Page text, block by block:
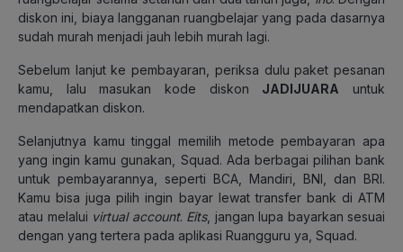
diskon ini, biaya langganan ruangbelajar yang pada dasarnya
sudah murah menjadi jauh lebih murah lagi.
Sebelum lanjut ke pembayaran, periksa dulu paket pesanan
kamu, lalu masukan kode diskon JADIJUARA untuk
mendapatkan diskon.
Selanjutnya kamu tinggal memilih metode pembayaran apa
yang ingin kamu gunakan, Squad. Ada berbagai pilihan bank
untuk pembayarannya, seperti BCA, Mandiri, BNI, dan BRI.
Kamu bisa juga pilih ingin bayar lewat transfer bank di ATM
atau melalui virtual account. Eits, jangan lupa bayarkan sesuai
dengan yang tertera pada aplikasi Ruangguru ya, Squad.